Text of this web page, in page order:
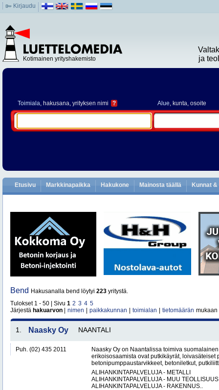
Kirjaudu
Kotimainen yrityshakemisto
ja
Toimiala, hakusana, yrityksen nimi ? Alue, kunta, osoite
Etusivu Markkinapaikka Hakukone Mainosta täällä Kunnat
Bend Hakusanalla bend löytyi 223 yritystä.
Tulokset 1 - 50 | Sivu 1 2 3 4 5
Järjestä hakuarvon nimen paikkakunnan toimialan tietomäärän mukaan
1. Naasky Oy NAANTALI
Puh. (02) 435 2011
Naasky Oy on Naantalissa toimiva
erikoisosaamista ovat putkikäyrät, loivasäteiset
betonipumppaustarvikkeet, betoniletkut,
ALIHANKINTAPALVELUJA - METALLI
ALIHANKINTAPALVELUJA - MUU TEOLLISUUS
ALIHANKINTAPALVELUJA - RAKENNUS..